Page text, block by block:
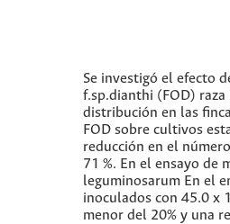
Se investigó el efecto
f.sp.dianthi (FOD)
distribución en las
FOD sobre cultivos
reducción en el
71 %. En el ensayo de
leguminosarum En el
inoculados con 45.0 x
menor del 20% y una